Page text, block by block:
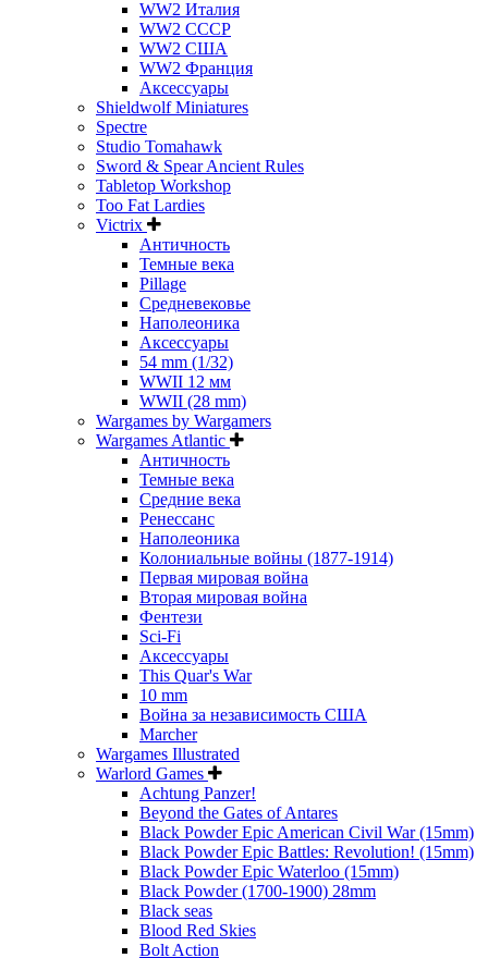
WW2 Италия
WW2 СССР
WW2 США
WW2 Франция
Аксессуары
Shieldwolf Miniatures
Spectre
Studio Tomahawk
Sword & Spear Ancient Rules
Tabletop Workshop
Too Fat Lardies
Victrix
Античность
Темные века
Pillage
Средневековье
Наполеоника
Аксессуары
54 mm (1/32)
WWII 12 мм
WWII (28 mm)
Wargames by Wargamers
Wargames Atlantic
Античность
Темные века
Средние века
Ренессанс
Наполеоника
Колониальные войны (1877-1914)
Первая мировая война
Вторая мировая война
Фентези
Sci-Fi
Аксессуары
This Quar's War
10 mm
Война за независимость США
Marcher
Wargames Illustrated
Warlord Games
Achtung Panzer!
Beyond the Gates of Antares
Black Powder Epic American Civil War (15mm)
Black Powder Epic Battles: Revolution! (15mm)
Black Powder Epic Waterloo (15mm)
Black Powder (1700-1900) 28mm
Black seas
Blood Red Skies
Bolt Action